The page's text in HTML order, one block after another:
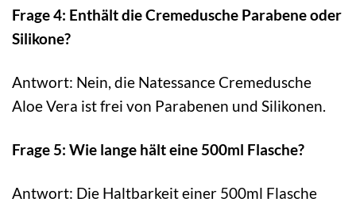
Frage 4: Enthält die Cremedusche Parabene oder
Silikone?
Antwort: Nein, die Natessance Cremedusche
Aloe Vera ist frei von Parabenen und Silikonen.
Frage 5: Wie lange hält eine 500ml Flasche?
Antwort: Die Haltbarkeit einer 500ml Flasche